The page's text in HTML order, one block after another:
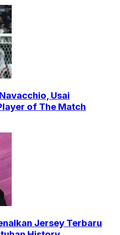
Usai
of The Match
Jersey Terbaru